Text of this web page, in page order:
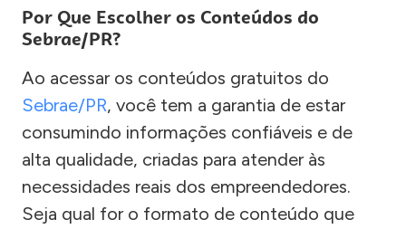
Por Que Escolher os Conteúdos do
Sebrae/PR?
Ao acessar os conteúdos gratuitos do
Sebrae/PR, você tem a garantia de estar
consumindo informações confiáveis e de
alta qualidade, criadas para atender às
necessidades reais dos empreendedores.
Seja qual for o formato de conteúdo que